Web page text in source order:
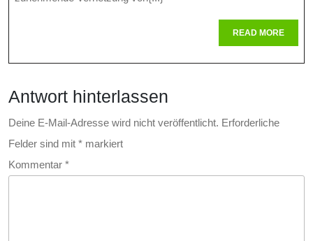
Vor
DigitalenREAD MOREREAD
MORE
Antwort hinterlassen
Deine E-Mail-Adresse wird nicht veröffentlicht. Erforderliche
Felder sind mit * markiert
Kommentar *